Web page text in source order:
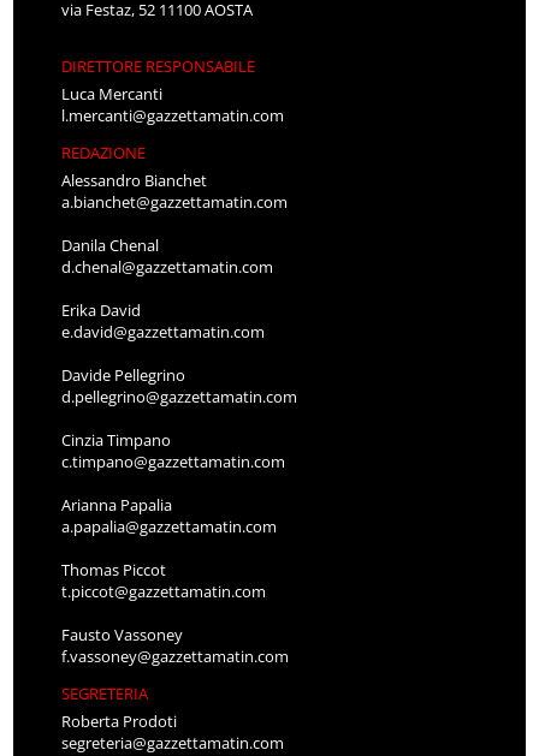
via Festaz, 52 11100 AOSTA
DIRETTORE RESPONSABILE
Luca Mercanti
l.mercanti@gazzettamatin.com
REDAZIONE
Alessandro Bianchet
a.bianchet@gazzettamatin.com
Danila Chenal
d.chenal@gazzettamatin.com
Erika David
e.david@gazzettamatin.com
Davide Pellegrino
d.pellegrino@gazzettamatin.com
Cinzia Timpano
c.timpano@gazzettamatin.com
Arianna Papalia
a.papalia@gazzettamatin.com
Thomas Piccot
t.piccot@gazzettamatin.com
Fausto Vassoney
f.vassoney@gazzettamatin.com
SEGRETERIA
Roberta Prodoti
segreteria@gazzettamatin.com